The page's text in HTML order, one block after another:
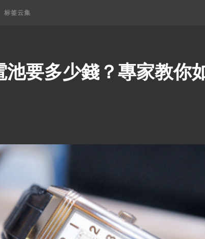
标签云集
要多少錢？專家教你